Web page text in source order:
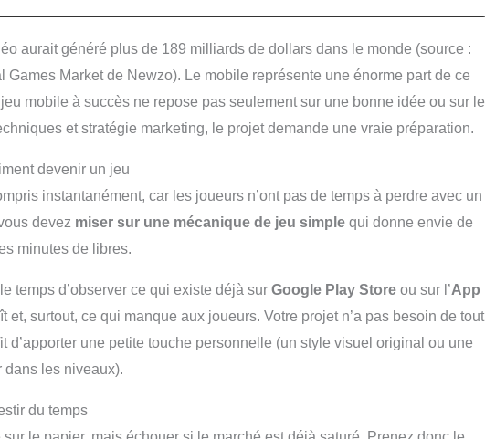
aurait généré plus de 189 milliards de dollars dans le monde (source :
Games Market de Newzo). Le mobile représente une énorme part de ce
mobile à succès ne repose pas seulement sur une bonne idée ou sur le
et stratégie marketing, le projet demande une vraie préparation.
devenir un jeu
instantanément, car les joueurs n’ont pas de temps à perdre avec un
devez miser sur une mécanique de jeu simple qui donne envie de
minutes de libres.
temps d’observer ce qui existe déjà sur Google Play Store ou sur l’App
et, surtout, ce qui manque aux joueurs. Votre projet n’a pas besoin de tout
d’apporter une petite touche personnelle (un style visuel original ou une
dans les niveaux).
du temps